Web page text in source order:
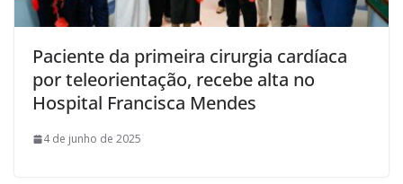
Paciente da primeira cirurgia cardíaca
por teleorientação, recebe alta no
Hospital Francisca Mendes
4 de junho de 2025